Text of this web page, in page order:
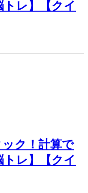
レ】【クイ
ック！計算で
レ】【クイ